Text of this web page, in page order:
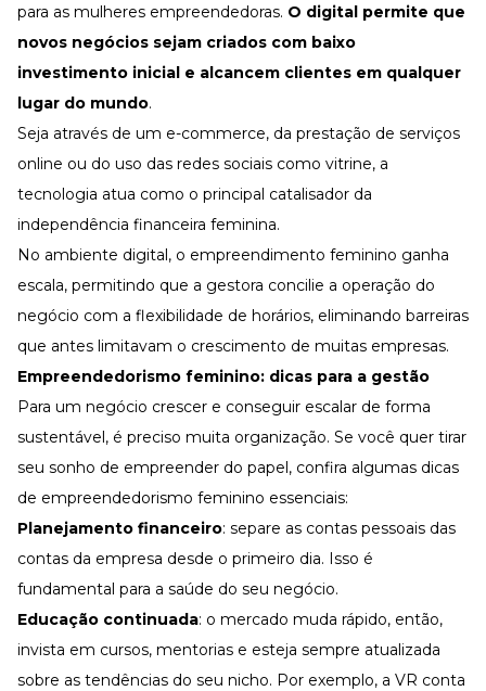
para as mulheres empreendedoras. O digital permite que
novos negócios sejam criados com baixo
investimento inicial e alcancem clientes em qualquer
lugar do mundo.
Seja através de um e-commerce, da prestação de serviços
online ou do uso das redes sociais como vitrine, a
tecnologia atua como o principal catalisador da
independência financeira feminina.
No ambiente digital, o empreendimento feminino ganha
escala, permitindo que a gestora concilie a operação do
negócio com a flexibilidade de horários, eliminando barreiras
que antes limitavam o crescimento de muitas empresas.
Empreendedorismo feminino: dicas para a gestão
Para um negócio crescer e conseguir escalar de forma
sustentável, é preciso muita organização. Se você quer tirar
seu sonho de empreender do papel, confira algumas dicas
de empreendedorismo feminino essenciais:
Planejamento financeiro: separe as contas pessoais das
contas da empresa desde o primeiro dia. Isso é
fundamental para a saúde do seu negócio.
Educação continuada: o mercado muda rápido, então,
invista em cursos, mentorias e esteja sempre atualizada
sobre as tendências do seu nicho. Por exemplo, a VR conta